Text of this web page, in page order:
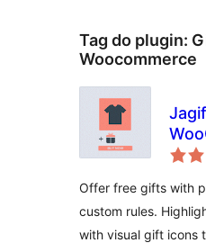
Tag do plugin:
Woocommerce
Offer free gifts with
custom rules.
with visual gift icons